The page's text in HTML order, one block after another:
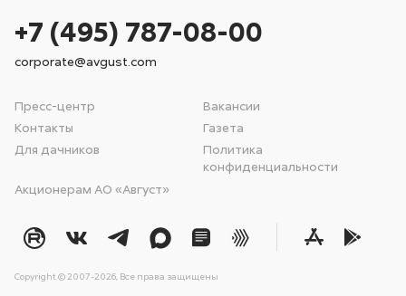
Пресс-центр
Вакансии
Контакты
Газета
Для дачников
Политика
конфиденциальности
Акционерам АО «Август»
+7 (495) 787-08-00
corporate@avgust.com
Copyright © 2007-2026, Все права защищены